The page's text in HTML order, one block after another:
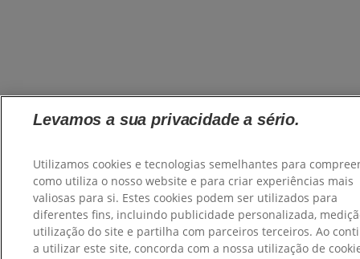
Levamos a sua privacidade a sério.
Utilizamos cookies e tecnologias semelhantes para
como utiliza o nosso website e para criar experiências mais
valiosas para si. Estes cookies podem ser utilizados para
diferentes fins, incluindo publicidade personalizada,
utilização do site e partilha com parceiros terceiros. Ao
a utilizar este site, concorda com a nossa utilização de